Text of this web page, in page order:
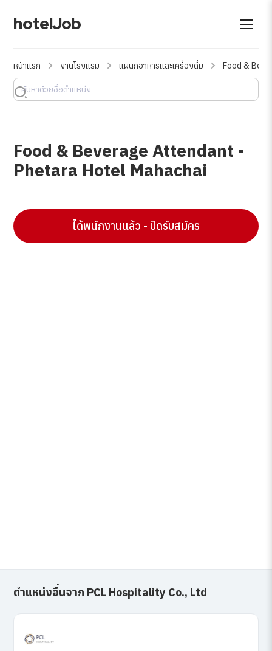
hotelJob
หน้าแรก งานโรงแรม แผนกอาหารและเครื่องดื่ม Food &
Food & Beverage Attendant -
Phetara Hotel Mahachai
ได้พนักงานแล้ว - ปิดรับสมัคร
ตำแหน่งอื่นจาก PCL Hospitality Co., Ltd